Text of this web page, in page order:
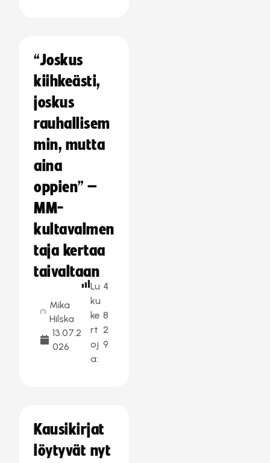
“Joskus
kiihkeästi,
joskus
rauhallisem
min, mutta
aina
oppien” –
MM-
kultavalmen
taja kertaa
taivaltaan
Mika
Hilska
13.07.2
026
Lu
ku
ke
rt
oj
a:
4
8
2
9
Kausikirjat
löytyvät nyt